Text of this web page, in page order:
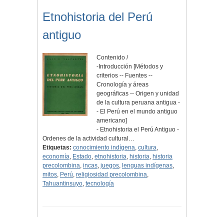
Etnohistoria del Perú
antiguo
Contenido /
-Introducción [Métodos y
criterios -- Fuentes --
Cronología y áreas
geográficas -- Origen y unidad
de la cultura peruana antigua -
- El Perú en el mundo antiguo
americano]
- Etnohistoria el Perú Antiguo -
Ordenes de la actividad cultural…
Etiquetas: conocimiento indígena, cultura,
economía, Estado, etnohistoria, historia, historia
precolombina, incas, juegos, lenguas indígenas,
mitos, Perú, religiosidad precolombina,
Tahuantinsuyo, tecnología